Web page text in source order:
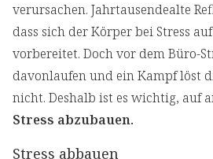
verursachen. Jahrtausendealte
dass sich der Körper bei Stress auf
vorbereitet. Doch vor dem Büro-
davonlaufen und ein Kampf löst
nicht. Deshalb ist es wichtig, auf
Stress abzubauen.
Stress abbauen